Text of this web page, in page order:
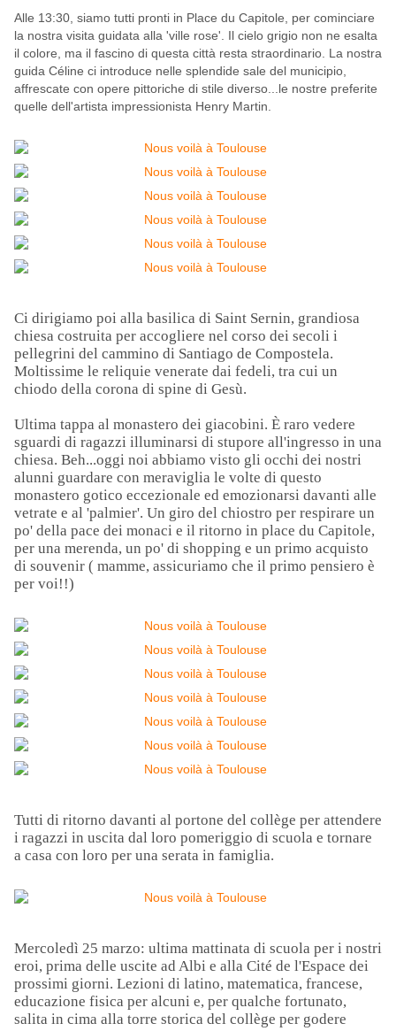
Alle 13:30, siamo tutti pronti in Place du Capitole, per cominciare
la nostra visita guidata alla 'ville rose'. Il cielo grigio non ne esalta
il colore, ma il fascino di questa città resta straordinario. La nostra
guida Céline ci introduce nelle splendide sale del municipio,
affrescate con opere pittoriche di stile diverso...le nostre preferite
quelle dell'artista impressionista Henry Martin.
Ci dirigiamo poi alla basilica di Saint Sernin, grandiosa
chiesa costruita per accogliere nel corso dei secoli i
pellegrini del cammino di Santiago de Compostela.
Moltissime le reliquie venerate dai fedeli, tra cui un
chiodo della corona di spine di Gesù.
Ultima tappa al monastero dei giacobini. È raro vedere
sguardi di ragazzi illuminarsi di stupore all'ingresso in una
chiesa. Beh...oggi noi abbiamo visto gli occhi dei nostri
alunni guardare con meraviglia le volte di questo
monastero gotico eccezionale ed emozionarsi davanti alle
vetrate e al 'palmier'. Un giro del chiostro per respirare un
po' della pace dei monaci e il ritorno in place du Capitole,
per una merenda, un po' di shopping e un primo acquisto
di souvenir ( mamme, assicuriamo che il primo pensiero è
per voi!!)
Tutti di ritorno davanti al portone del collège per attendere
i ragazzi in uscita dal loro pomeriggio di scuola e tornare
a casa con loro per una serata in famiglia.
Mercoledì 25 marzo: ultima mattinata di scuola per i nostri
eroi, prima delle uscite ad Albi e alla Cité de l'Espace dei
prossimi giorni. Lezioni di latino, matematica, francese,
educazione fisica per alcuni e, per qualche fortunato,
salita in cima alla torre storica del collège per godere